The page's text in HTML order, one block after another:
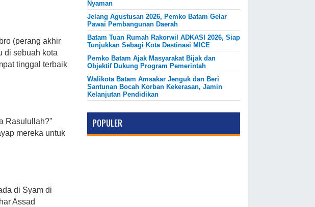
(perang akhir
di sebuah kota
tinggal terbaik
Rasulullah?"
mereka untuk
di Syam di
Assad
Nyaman
Jelang Agustusan 2026, Pemko Batam Gelar
Pawai Pembangunan Daerah
Batam Tuan Rumah Rakorwil ADKASI 2026, Siap
Tunjukkan Sebagi Kota Destinasi MICE
Pemko Batam Ajak Masyarakat Bijak dan
Objektif Dukung Program Pemerintah
Walikota Batam Amsakar Jenguk dan Beri
Santunan Bocah Korban Kekerasan, Jamin
Kelanjutan Pendidikan
POPULER